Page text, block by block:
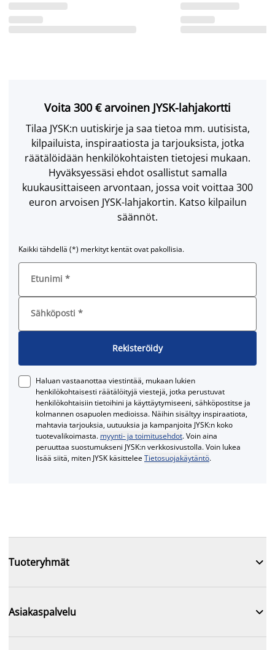
Voita 300 € arvoinen JYSK-lahjakortti
Tilaa JYSK:n uutiskirje ja saa tietoa mm. uutisista,
kilpailuista, inspiraatiosta ja tarjouksista, jotka
räätälöidään henkilökohtaisten tietojesi mukaan.
Hyväksyessäsi ehdot osallistut samalla
kuukausittaiseen arvontaan, jossa voit voittaa 300
euron arvoisen JYSK-lahjakortin. Katso kilpailun
säännöt.
Kaikki tähdellä (*) merkityt kentät ovat pakollisia.
Etunimi *
Sähköposti *
Rekisteröidy
Haluan vastaanottaa viestintää, mukaan lukien
henkilökohtaisesti räätälöityjä viestejä, jotka perustuvat
henkilökohtaisiin tietoihini ja käyttäytymiseeni, sähköpostitse ja
kolmannen osapuolen medioissa. Näihin sisältyy inspiraatiota,
mahtavia tarjouksia, uutuuksia ja kampanjoita JYSK:n koko
tuotevalikoimasta. myynti- ja toimitusehdot. Voin aina
peruuttaa suostumukseni JYSK:n verkkosivustolla. Voin lukea
lisää siitä, miten JYSK käsitteleeTietosuojakäytäntö.
Tuoteryhmät 
Asiakaspalvelu 